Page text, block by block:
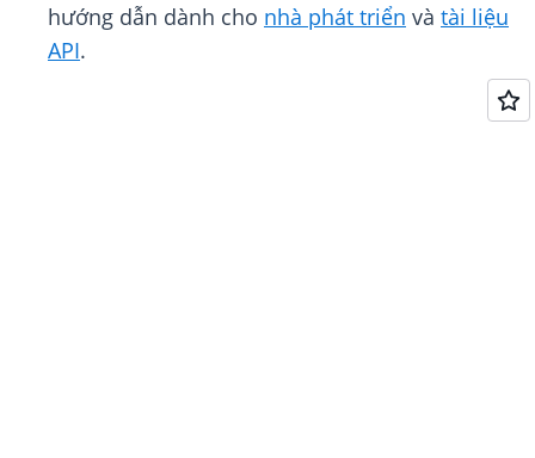
hướng dẫn dành cho nhà phát triển và tài liệu
API.